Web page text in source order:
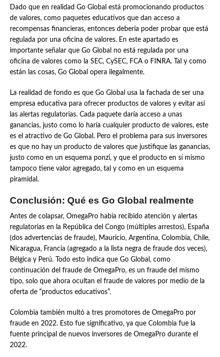
Dado que en realidad Go Global está promocionando productos
de valores, como paquetes educativos que dan acceso a
recompensas financieras, entonces debería poder probar que está
regulada por una oficina de valores. En este apartado es
importante señalar que Go Global no está regulada por una
oficina de valores como la SEC, CySEC, FCA o FINRA. Tal y como
están las cosas, Go Global opera ilegalmente.
La realidad de fondo es que Go Global usa la fachada de ser una
empresa educativa para ofrecer productos de valores y evitar así
las alertas regulatorias. Cada paquete daría acceso a unas
ganancias, justo como lo haría cualquier producto de valores, este
es el atractivo de Go Global. Pero el problema para sus inversores
es que no hay un producto de valores que justifique las ganancias,
justo como en un esquema ponzi, y que el producto en sí mismo
tampoco tiene valor agregado, tal y como en un esquema
piramidal.
Conclusión: Qué es Go Global realmente
Antes de colapsar, OmegaPro había recibido atención y alertas
regulatorias en la República del Congo (múltiples arrestos), España
(dos advertencias de fraude), Mauricio, Argentina, Colombia, Chile,
Nicaragua, Francia (agregado a la lista negra de fraude dos veces),
Bélgica y Perú. Todo esto indica que Go Global, como
continuación del fraude de OmegaPro, es un fraude del mismo
tipo, solo que ahora ocultan el fraude de valores por medio de la
oferta de “productos educativos”.
Colombia también multó a tres promotores de OmegaPro por
fraude en 2022. Esto fue significativo, ya que Colombia fue la
fuente principal de nuevos inversores de OmegaPro durante el
2022.